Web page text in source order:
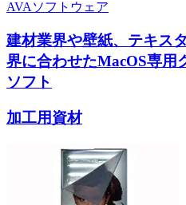
AVAソフトウェア
建材業界や壁紙、テキス
界に合わせたMacOS専用
ソフト
加工用資材